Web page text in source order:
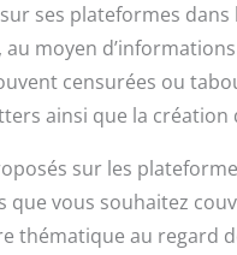
ses plateformes
moyen
censurées ou
ainsi que la création
sur les
vous souhaitez
thématique au regard